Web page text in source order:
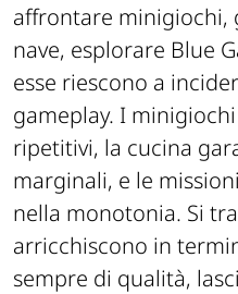
affrontare minigiochi,
nave, esplorare Blue
esse riescono a
gameplay. I
ripetitivi, la cucina
marginali, e le
nella monotonia. Si
arricchiscono in
sempre di qualità,